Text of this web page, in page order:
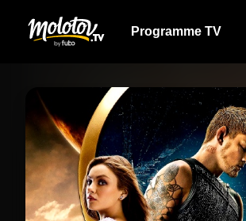
Programme TV